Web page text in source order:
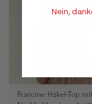
Francine Häkel-Top
Nein,